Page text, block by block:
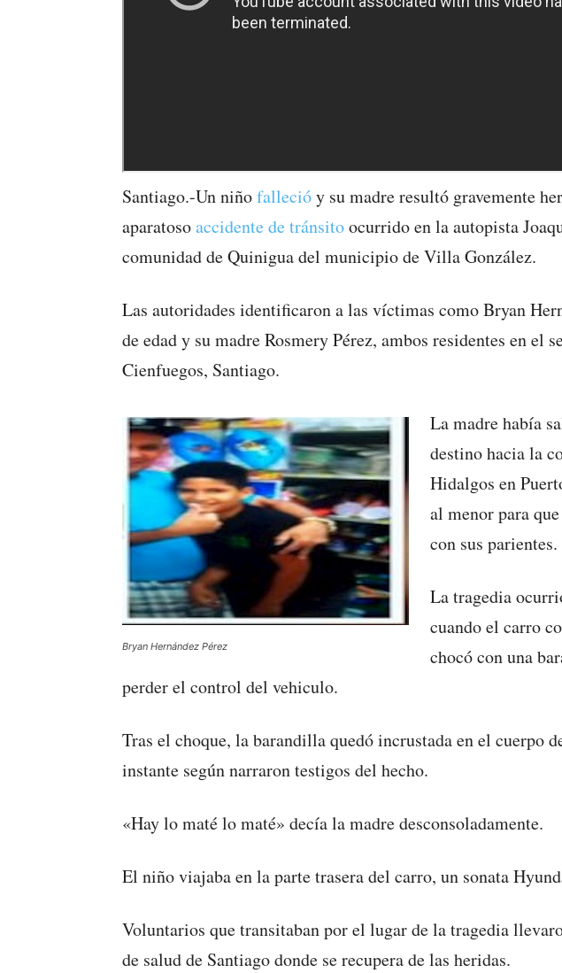
Santiago.-Un niñofallecióy su madre resultó gravemente
aparatosoaccidente de tránsitoocurrido en la autopista
comunidad de Quinigua del municipio de Villa González.
Las autoridades identificaron a las víctimas como Bryan
de edad y su madre Rosmery Pérez, ambos residentes en el
Cienfuegos, Santiago.
Bryan Hernández Pérez
La madre había
destino hacia la
Hidalgos en
al menor para
con sus parientes.
La tragedia
cuando el carro
chocó con una
perder el control del vehiculo.
Tras el choque, la barandilla quedó incrustada en el cuerpo
instante según narraron testigos del hecho.
«Hay lo maté lo maté» decía la madre desconsoladamente.
El niño viajaba en la parte trasera del carro, un sonata
Voluntarios que transitaban por el lugar de la tragedia
de salud de Santiago donde se recupera de las heridas.